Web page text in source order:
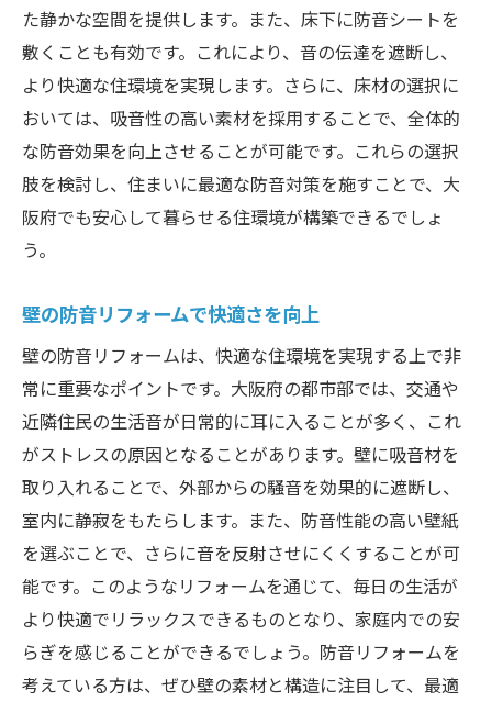
た静かな空間を提供します。また、床下に防音シートを
敷くことも有効です。これにより、音の伝達を遮断し、
より快適な住環境を実現します。さらに、床材の選択に
おいては、吸音性の高い素材を採用することで、全体的
な防音効果を向上させることが可能です。これらの選択
肢を検討し、住まいに最適な防音対策を施すことで、大
阪府でも安心して暮らせる住環境が構築できるでしょ
う。
壁の防音リフォームで快適さを向上
壁の防音リフォームは、快適な住環境を実現する上で非
常に重要なポイントです。大阪府の都市部では、交通や
近隣住民の生活音が日常的に耳に入ることが多く、これ
がストレスの原因となることがあります。壁に吸音材を
取り入れることで、外部からの騒音を効果的に遮断し、
室内に静寂をもたらします。また、防音性能の高い壁紙
を選ぶことで、さらに音を反射させにくくすることが可
能です。このようなリフォームを通じて、毎日の生活が
より快適でリラックスできるものとなり、家庭内での安
らぎを感じることができるでしょう。防音リフォームを
考えている方は、ぜひ壁の素材と構造に注目して、最適